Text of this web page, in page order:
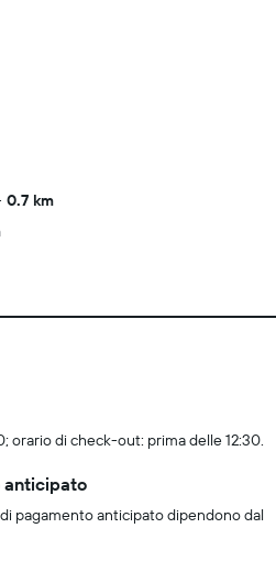
0.7 km
orario di check-out: prima delle 12:30.
anticipato
pagamento anticipato dipendono dal